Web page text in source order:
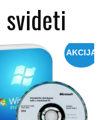
svideti
AKCIJA